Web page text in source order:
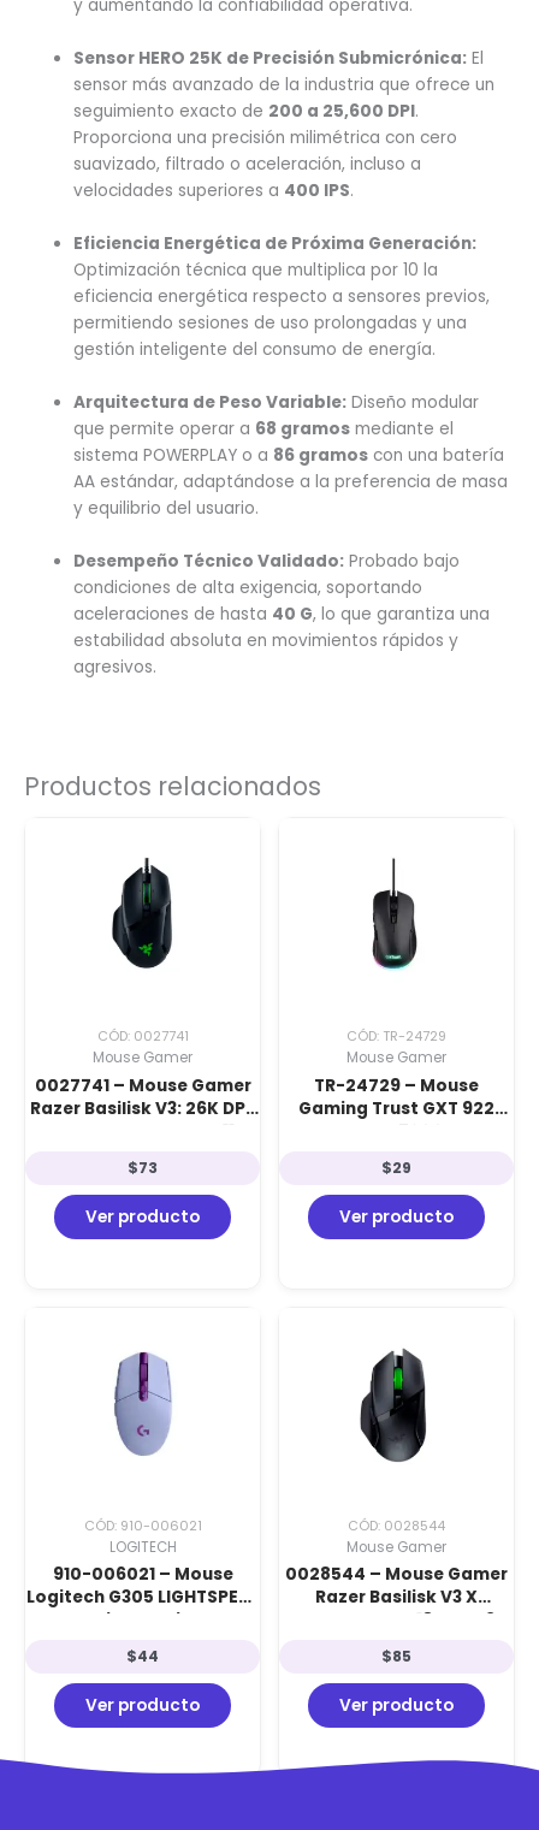
y aumentando la confiabilidad operativa.
Sensor HERO 25K de Precisión Submicrónica: El
sensor más avanzado de la industria que ofrece un
seguimiento exacto de 200 a 25,600 DPI.
Proporciona una precisión milimétrica con cero
suavizado, filtrado o aceleración, incluso a
velocidades superiores a 400 IPS.
Eficiencia Energética de Próxima Generación:
Optimización técnica que multiplica por 10 la
eficiencia energética respecto a sensores previos,
permitiendo sesiones de uso prolongadas y una
gestión inteligente del consumo de energía.
Arquitectura de Peso Variable: Diseño modular
que permite operar a 68 gramos mediante el
sistema POWERPLAY o a 86 gramos con una batería
AA estándar, adaptándose a la preferencia de masa
y equilibrio del usuario.
Desempeño Técnico Validado: Probado bajo
condiciones de alta exigencia, soportando
aceleraciones de hasta 40 G, lo que garantiza una
estabilidad absoluta en movimientos rápidos y
agresivos.
Productos relacionados
CÓD: 0027741
Mouse Gamer
0027741 – Mouse Gamer
Razer Basilisk V3: 26K DPI,
Chroma RGB
$73
Ver producto
CÓD: TR-24729
Mouse Gamer
TR-24729 – Mouse
Gaming Trust GXT 922
Material Reciclado
$29
Ver producto
CÓD: 910-006021
LOGITECH
910-006021 – Mouse
Logitech G305 LIGHTSPEED
Wireless Lila
$44
Ver producto
CÓD: 0028544
Mouse Gamer
0028544 – Mouse Gamer
Razer Basilisk V3 X
HyperSpeed: 18K DPI, 9
y Conexión Dual Black
$85
Ver producto